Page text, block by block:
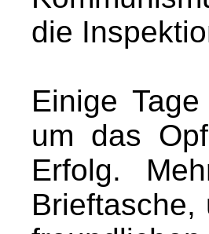
die
Einige
um das
Erfolg.